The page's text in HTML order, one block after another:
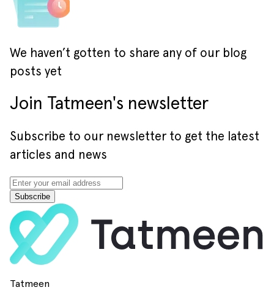
We haven’t gotten to share any of our blog
posts yet
Join Tatmeen's newsletter
Subscribe to our newsletter to get the latest
articles and news
Subscribe
Tatmeen